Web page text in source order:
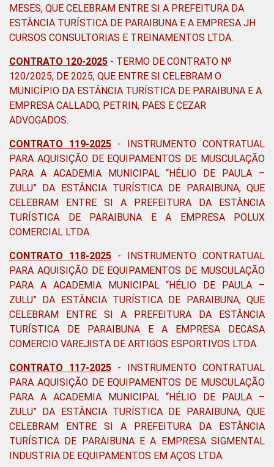
MESES, QUE CELEBRAM ENTRE SI A PREFEITURA DA
ESTÂNCIA TURÍSTICA DE PARAIBUNA E A EMPRESA JH
CURSOS CONSULTORIAS E TREINAMENTOS LTDA.
CONTRATO 120-2025 - TERMO DE CONTRATO Nº
120/2025, DE 2025, QUE ENTRE SI CELEBRAM O
MUNICÍPIO DA ESTÂNCIA TURÍSTICA DE PARAIBUNA E A
EMPRESA CALLADO, PETRIN, PAES E CEZAR
ADVOGADOS.
CONTRATO 119-2025 - INSTRUMENTO CONTRATUAL
PARA AQUISIÇÃO DE EQUIPAMENTOS DE MUSCULAÇÃO
PARA A ACADEMIA MUNICIPAL “HÉLIO DE PAULA –
ZULU” DA ESTÂNCIA TURÍSTICA DE PARAIBUNA, QUE
CELEBRAM ENTRE SI A PREFEITURA DA ESTÂNCIA
TURÍSTICA DE PARAIBUNA E A EMPRESA POLUX
COMERCIAL LTDA.
CONTRATO 118-2025 - INSTRUMENTO CONTRATUAL
PARA AQUISIÇÃO DE EQUIPAMENTOS DE MUSCULAÇÃO
PARA A ACADEMIA MUNICIPAL “HÉLIO DE PAULA –
ZULU” DA ESTÂNCIA TURÍSTICA DE PARAIBUNA, QUE
CELEBRAM ENTRE SI A PREFEITURA DA ESTÂNCIA
TURÍSTICA DE PARAIBUNA E A EMPRESA DECASA
COMERCIO VAREJISTA DE ARTIGOS ESPORTIVOS LTDA.
CONTRATO 117-2025 - INSTRUMENTO CONTRATUAL
PARA AQUISIÇÃO DE EQUIPAMENTOS DE MUSCULAÇÃO
PARA A ACADEMIA MUNICIPAL “HÉLIO DE PAULA –
ZULU” DA ESTÂNCIA TURÍSTICA DE PARAIBUNA, QUE
CELEBRAM ENTRE SI A PREFEITURA DA ESTÂNCIA
TURÍSTICA DE PARAIBUNA E A EMPRESA SIGMENTAL
INDUSTRIA DE EQUIPAMENTOS EM AÇOS LTDA.